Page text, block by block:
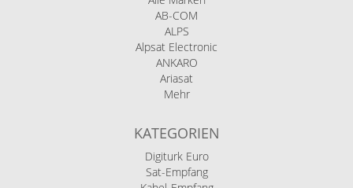
AB-COM
ALPS
Alpsat Electronic
ANKARO
Ariasat
Mehr
KATEGORIEN
Digiturk Euro
Sat-Empfang